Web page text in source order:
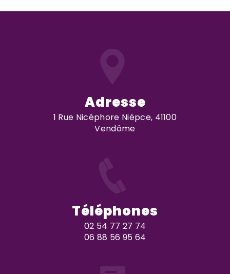
Adresse
1 Rue Nicéphore Niépce, 41100
Vendôme
Téléphones
02 54 77 27 74
06 88 56 95 64